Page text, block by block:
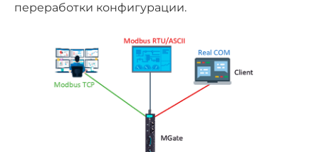
переработки конфигурации.